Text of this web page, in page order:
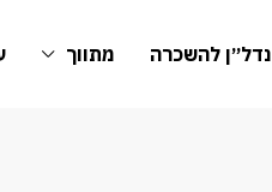
נדל״ן להשכרה מתווך